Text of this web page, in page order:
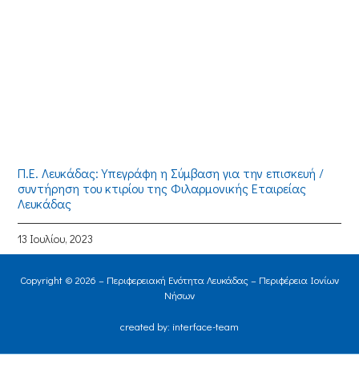
Π.Ε. Λευκάδας: Υπεγράφη η Σύμβαση για την επισκευή /
συντήρηση του κτιρίου της Φιλαρμονικής Εταιρείας
Λευκάδας
13 Ιουλίου, 2023
Copyright © 2026 – Περιφερειακή Ενότητα Λευκάδας – Περιφέρεια Ιονίων
Νήσων
created by: interface-team